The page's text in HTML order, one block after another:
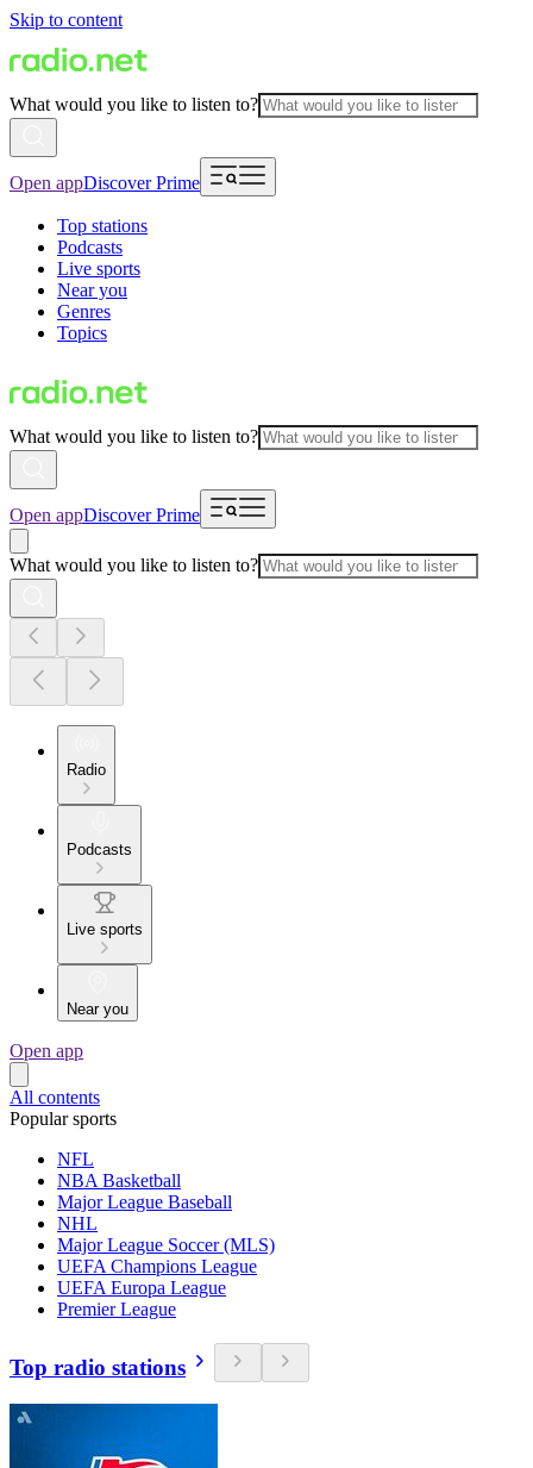
Skip to content
What would you like to listen to?
Open appDiscover Prime
Top stations
Podcasts
Live sports
Near you
Genres
Topics
What would you like to listen to?
Open appDiscover Prime
What would you like to listen to?
Radio
Podcasts
Live sports
Near you
Open app
All contents
Popular sports
NFL
NBA Basketball
Major League Baseball
NHL
Major League Soccer (MLS)
UEFA Champions League
UEFA Europa League
Premier League
Top radio stations